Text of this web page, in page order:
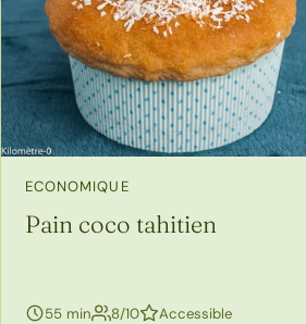
ECONOMIQUE
Pain coco tahitien
55 min 8/10personnes
Accessible